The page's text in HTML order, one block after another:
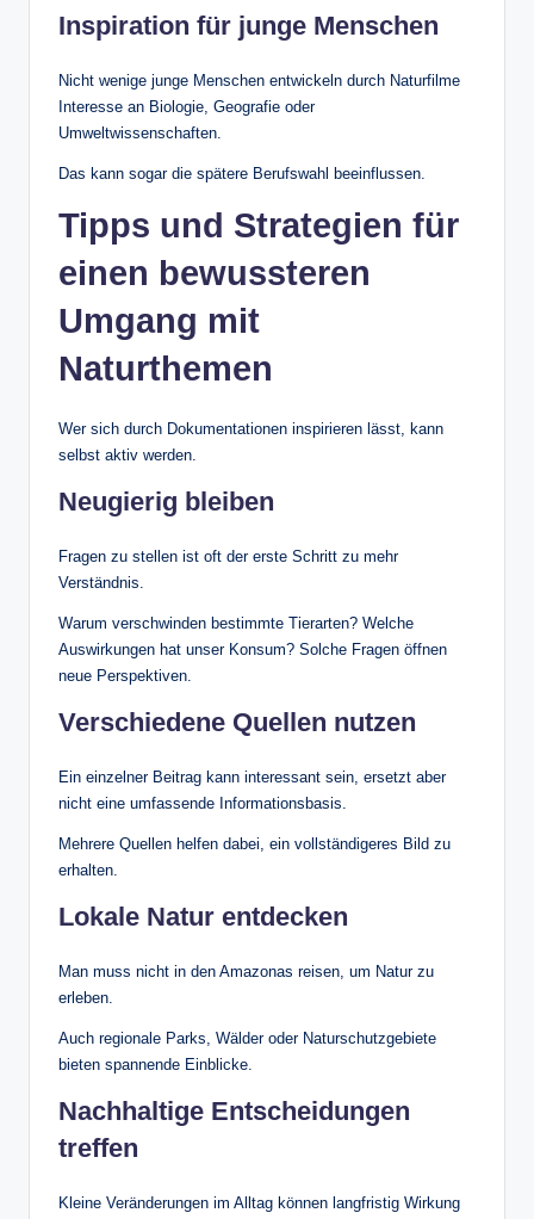
Inspiration für junge Menschen
Nicht wenige junge Menschen entwickeln durch Naturfilme
Interesse an Biologie, Geografie oder
Umweltwissenschaften.
Das kann sogar die spätere Berufswahl beeinflussen.
Tipps und Strategien für
einen bewussteren
Umgang mit
Naturthemen
Wer sich durch Dokumentationen inspirieren lässt, kann
selbst aktiv werden.
Neugierig bleiben
Fragen zu stellen ist oft der erste Schritt zu mehr
Verständnis.
Warum verschwinden bestimmte Tierarten? Welche
Auswirkungen hat unser Konsum? Solche Fragen öffnen
neue Perspektiven.
Verschiedene Quellen nutzen
Ein einzelner Beitrag kann interessant sein, ersetzt aber
nicht eine umfassende Informationsbasis.
Mehrere Quellen helfen dabei, ein vollständigeres Bild zu
erhalten.
Lokale Natur entdecken
Man muss nicht in den Amazonas reisen, um Natur zu
erleben.
Auch regionale Parks, Wälder oder Naturschutzgebiete
bieten spannende Einblicke.
Nachhaltige Entscheidungen
treffen
Kleine Veränderungen im Alltag können langfristig Wirkung